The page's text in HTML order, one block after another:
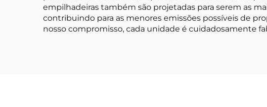
empilhadeiras também são projetadas para serem as
contribuindo para as menores emissões possíveis de
nosso compromisso, cada unidade é cuidadosamente